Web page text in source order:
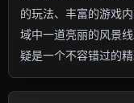
的玩法、丰富的游戏
域中一道亮丽的风景
疑是一个不容错过的精